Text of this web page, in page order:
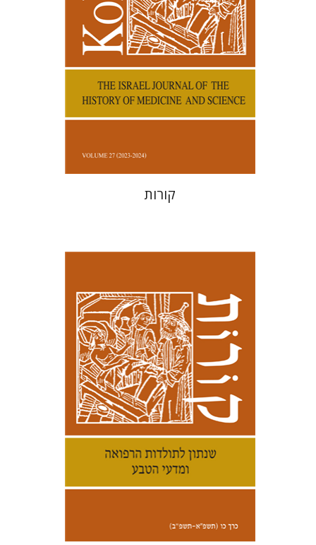
הנחת אתר ספר מודפס
קורות
קנת קולינס
הנחת אתר ספר מודפס
$32